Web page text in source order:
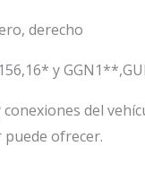
derecho
y
del
ofrecer.